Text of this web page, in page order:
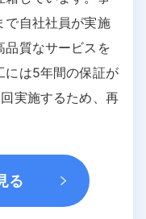
で自社社員が実施
品質なサービスを
には5年間の保証が
実施するため、再
る